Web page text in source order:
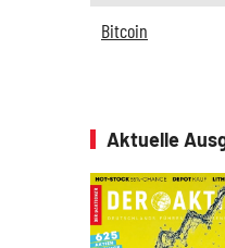
Bitcoin
Aktuelle